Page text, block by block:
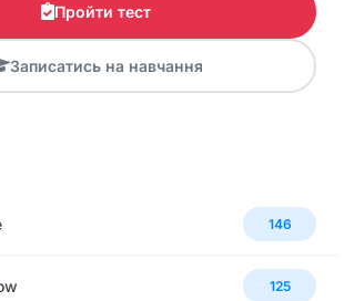
Пройти тест
Записатись на навчання
146
125